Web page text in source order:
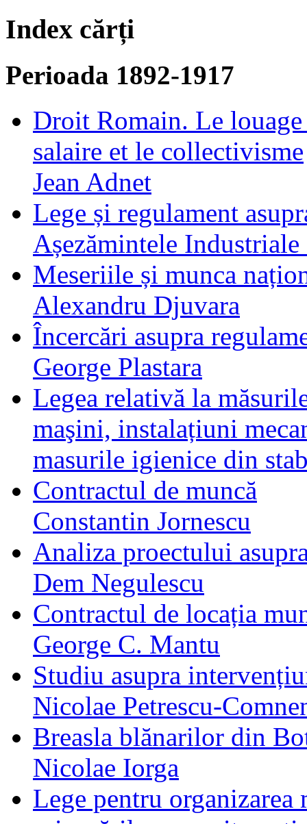
Index cărți
Perioada 1892-1917
Droit Romain. Le
salaire et le collectivisme
Jean Adnet
Lege și regulament
Așezămintele
Meseriile și munca
Alexandru Djuvara
Încercări asupra
George Plastara
Legea relativă la
maşini, instalațiuni
masurile igienice din
Contractul de muncă
Constantin Jornescu
Analiza proectului
Dem Negulescu
Contractul de locația
George C. Mantu
Studiu asupra
Nicolae
Breasla blănarilor din
Nicolae Iorga
Lege pentru